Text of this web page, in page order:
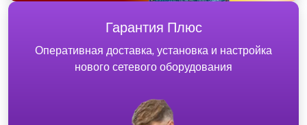
Гарантия Плюс
Оперативная доставка, установка и настройка
нового сетевого оборудования